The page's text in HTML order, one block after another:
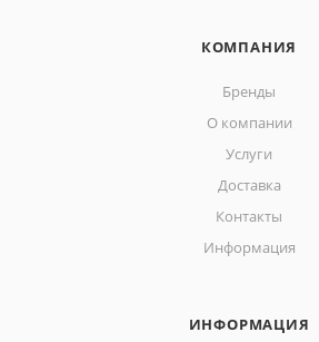
КОМПАНИЯ
Бренды
О компании
Услуги
Доставка
Контакты
Информация
ИНФОРМАЦИЯ